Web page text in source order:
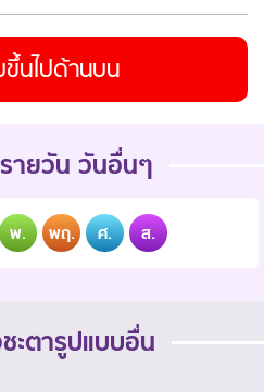
นไปด้านบน
ายวัน วันอื่นๆ
พ. พฤ. ศ. ส.
ะตารูปแบบอื่น